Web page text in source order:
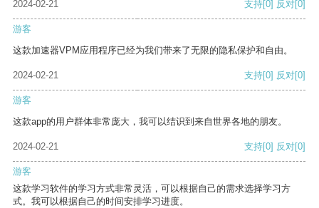
2024-02-21
支持[0] 反对[0]
游客
这款加速器VPM应用程序已经为我们带来了无限的隐私保护和自由。
2024-02-21 支持[0] 反对[0]
游客
这款app的用户群体非常庞大，我可以结识到来自世界各地的朋友。
2024-02-21 支持[0] 反对[0]
游客
这款学习软件的学习方式非常灵活，可以根据自己的需求选择学习方
式。我可以根据自己的时间安排学习进度。